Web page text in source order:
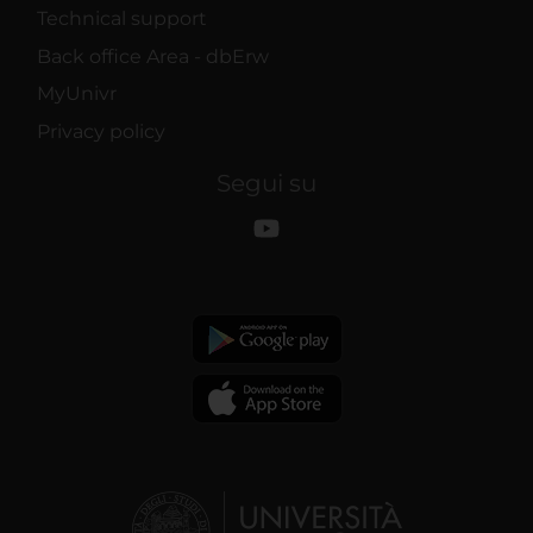
Technical support
Back office Area - dbErw
MyUnivr
Privacy policy
Segui su